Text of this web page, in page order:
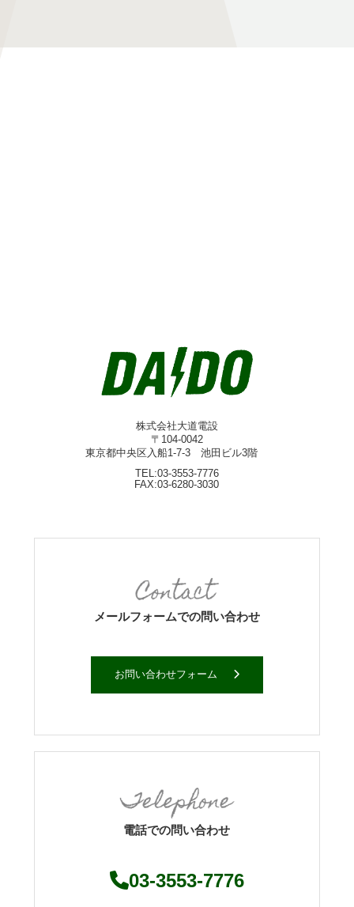
株式会社大道電設
〒104-0042
東京都中央区入船1-7-3 池田ビル3階
TEL:03-3553-7776
FAX:03-6280-3030
メールフォームでの問い合わせ
お問い合わせフォーム
電話での問い合わせ
03-3553-7776